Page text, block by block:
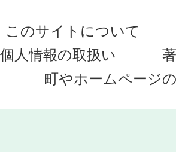
このサイトについて
個人情報の取扱い
町やホームページ